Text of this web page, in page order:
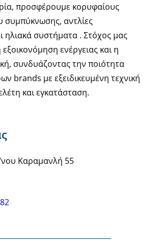
Καραμανλή 55
προσφέρουμε κορυφαίους
συμπύκνωσης, αντλίες
ηλιακά συστήματα . Στόχος μας
εξοικονόμηση ενέργειας και η
συνδυάζοντας την ποιότητα
brands με εξειδικευμένη τεχνική
και εγκατάσταση.